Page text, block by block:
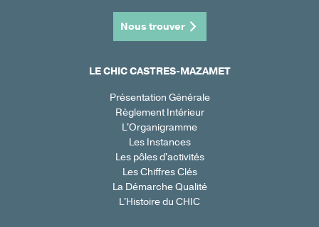
Nous trouver
LE CHIC CASTRES-MAZAMET
Présentation Générale
Règlement Intérieur
L'Organigramme
Les Instances
Les pôles d'activités
Les Chiffres Clés
La Démarche Qualité
L'Histoire du CHIC